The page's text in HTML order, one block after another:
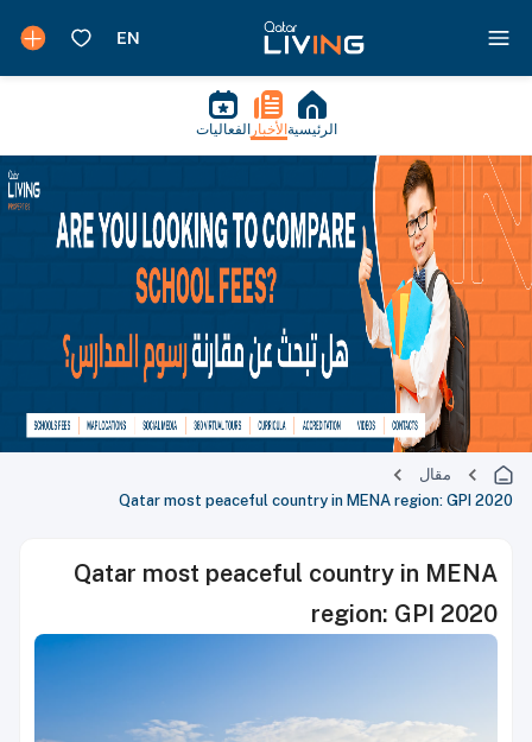
الرئيسية الأخبار الفعاليات
مقال
Qatar most peaceful country in MENA region: GPI 2020
Qatar most peaceful country in MENA
region: GPI 2020